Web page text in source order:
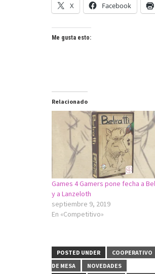
X Facebook
Me gusta esto:
Relacionado
Games 4 Gamers pone fecha a
y a Lanzeloth
septiembre 9, 2019
En «Competitivo»
POSTED UNDER COOPERATIVO
DE MESA
NOVEDADES